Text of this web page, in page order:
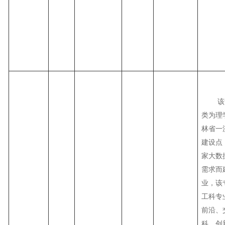
类为理
林省一
建设点
家大数
需求而
业，该
工科专
前沿、